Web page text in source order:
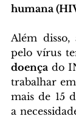
humana
Além disso,
pelo vírus
doença do
trabalhar
mais de 15
a